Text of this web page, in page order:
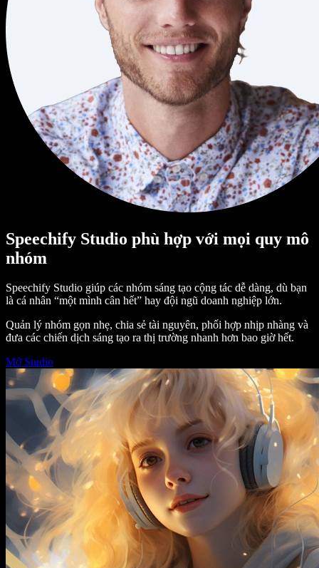
Speechify Studio phù hợp với mọi quy mô
nhóm
Speechify Studio giúp các nhóm sáng tạo cộng tác dễ dàng, dù bạn
là cá nhân “một mình cân hết” hay đội ngũ doanh nghiệp lớn.
Quản lý nhóm gọn nhẹ, chia sẻ tài nguyên, phối hợp nhịp nhàng và
đưa các chiến dịch sáng tạo ra thị trường nhanh hơn bao giờ hết.
Mở Studio